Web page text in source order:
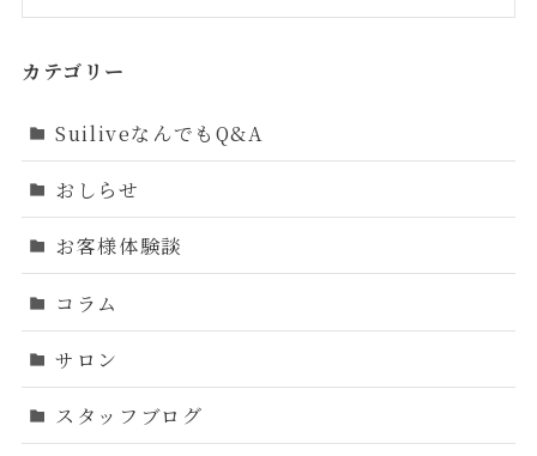
カテゴリー
SuiliveなんでもQ&A
おしらせ
お客様体験談
コラム
サロン
スタッフブログ